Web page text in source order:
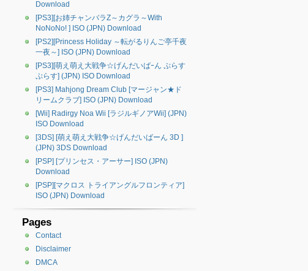
Download
[PS3][お姉チャンバラZ～カグラ～With
NoNoNo! ] ISO (JPN) Download
[PS2][Princess Holiday ～転がるりんご亭千夜
一夜～] ISO (JPN) Download
[PS3][萌え萌え大戦争☆げんだいばｰん ぷらす
ぷらす] (JPN) ISO Download
[PS3] Mahjong Dream Club [マージャン★ド
リームクラブ] ISO (JPN) Download
[Wii] Radirgy Noa Wii [ラジルギノアWii] (JPN)
ISO Download
[3DS] [萌え萌え大戦争☆げんだいばーん 3D ]
(JPN) 3DS Download
[PSP] [プリンセス・アーサー] ISO (JPN)
Download
[PSP][マクロス トライアングルフロンティア]
ISO (JPN) Download
Pages
Contact
Disclaimer
DMCA